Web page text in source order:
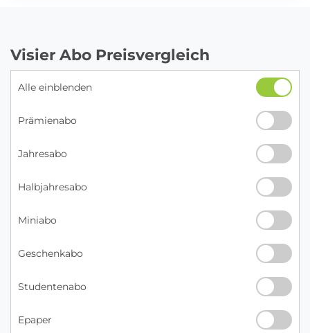
Visier Abo Preisvergleich
Alle einblenden
Prämienabo
Jahresabo
Halbjahresabo
Miniabo
Geschenkabo
Studentenabo
Epaper